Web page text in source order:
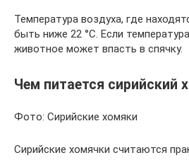
Температура воздуха, где
быть ниже 22 °С. Если
животное может впасть в спячку.
Чем питается сирийский
Фото: Сирийские хомяки
Сирийские хомячки считаются